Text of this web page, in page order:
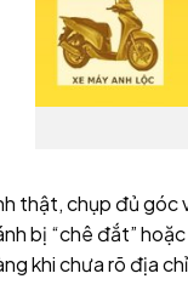
thật, chụp đủ góc
bị “chê đắt”
khi chưa rõ địa